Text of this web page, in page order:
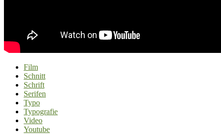
Film
Schnitt
Schrift
Serifen
Typo
Typografie
Video
Youtube